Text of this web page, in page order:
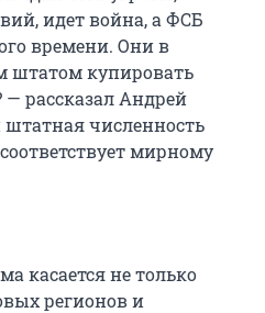
идет война, а ФСБ
времени. Они в
штатом купировать
рассказал Андрей
штатная численность
мирному
касается не только
регионов и